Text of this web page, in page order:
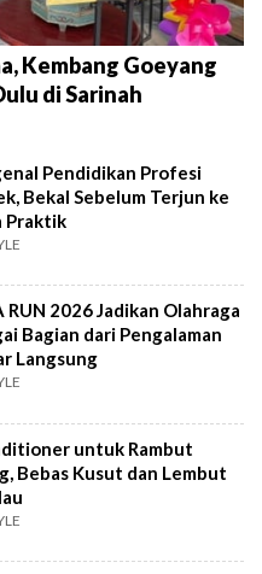
Kembang Goeyang
di Sarinah
Pendidikan Profesi
Bekal Sebelum Terjun ke
Praktik
RUN 2026 Jadikan Olahraga
Bagian dari Pengalaman
Langsung
untuk Rambut
Bebas Kusut dan Lembut